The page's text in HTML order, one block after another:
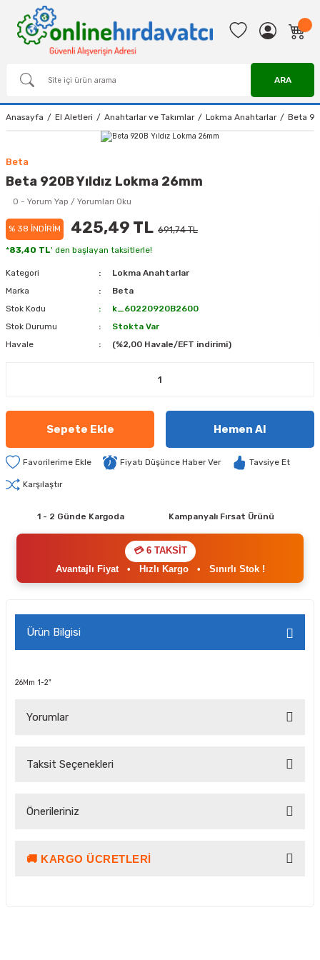
ARA
Anasayfa El Aletleri Anahtarlar ve Takımlar Lokma Anahtarlar Beta
Beta
Beta 920B Yıldız Lokma 26mm
0 - Yorum Yap / Yorumları Oku
% 38 İNDİRİM 425,49 TL 691,74 TL
*83,40 TL' den başlayan taksitlerle!
Kategori
Lokma Anahtarlar
Marka
Beta
Stok Kodu
k_60220920B2600
Stok Durumu
Stokta Var
Havale
(%2,00 Havale/EFT indirimi)
Sepete Ekle Hemen Al
Fiyatı Düşünce Haber Ver Tavsiye Et
Karşılaştır
1 - 2 Günde Kargoda Kampanyalı Fırsat Ürünü
💳 6 TAKSİT
Avantajlı Fiyat• Hızlı Kargo• Sınırlı Stok !
Ürün Bilgisi
26Mm 1-2"
Yorumlar
Taksit Seçenekleri
Önerileriniz
Bu ürünün fiyat bilgisi, resim, ürün açıklamalarında ve diğer
🚚 KARGO ÜCRETLERI